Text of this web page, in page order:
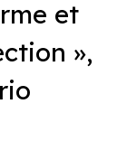
et
»,